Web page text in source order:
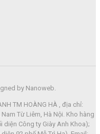
by Nanoweb.
TM HOÀNG HÀ , địa chỉ:
Nam Từ Liêm, Hà Nội. Kho hàng
diện Công ty Giày Anh Khoa);